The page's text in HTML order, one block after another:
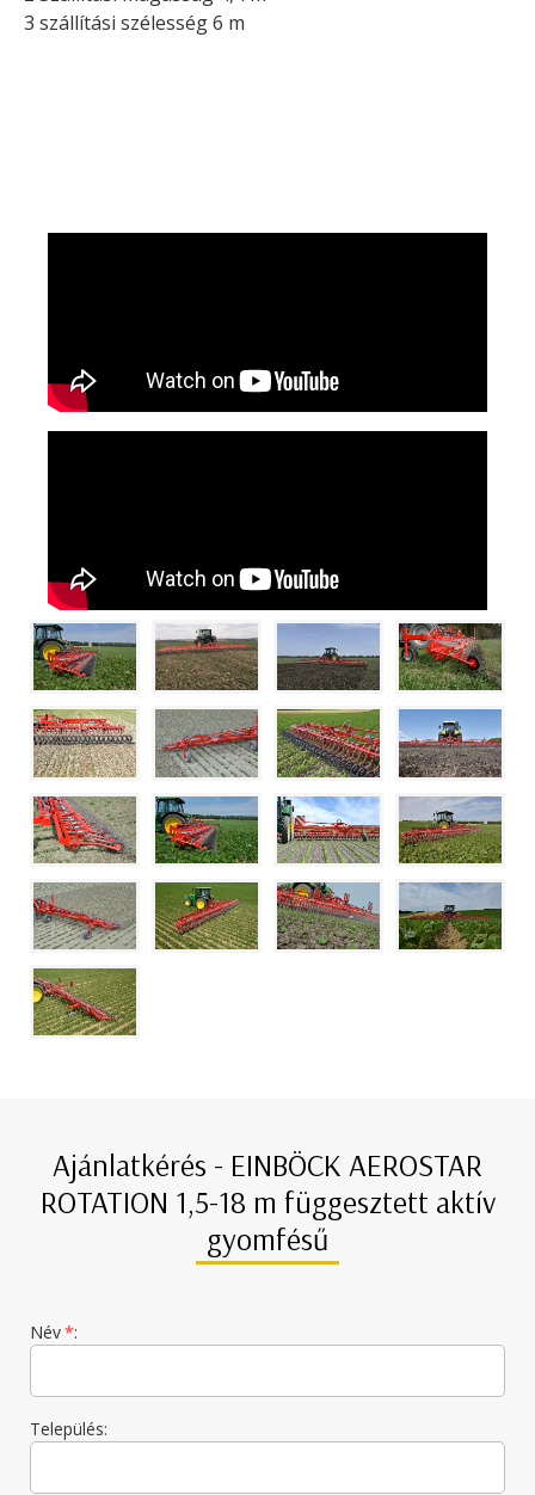
3 szállítási szélesség 6 m
Ajánlatkérés - EINBÖCK AEROSTAR
ROTATION 1,5-18 m függesztett aktív
gyomfésű
Név*:
Település: